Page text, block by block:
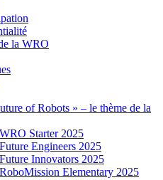
la WRO
of Robots » – le thème de la
Starter 2025
Engineers 2025
Innovators 2025
Elementary 2025